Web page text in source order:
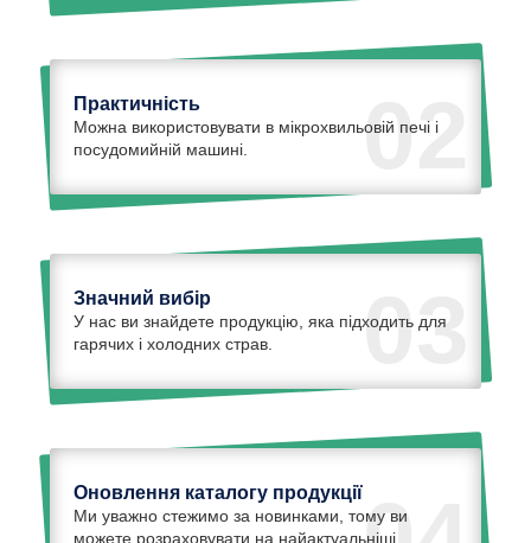
02
Практичність
Можна використовувати в мікрохвильовій печі і
посудомийній машині.
03
Значний вибір
У нас ви знайдете продукцію, яка підходить для
гарячих і холодних страв.
Оновлення каталогу продукції
Ми уважно стежимо за новинками, тому ви
можете розраховувати на найактуальніші